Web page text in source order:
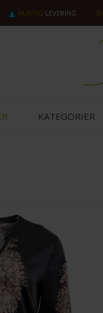
HURTIG LEVERING
KATEGORIER